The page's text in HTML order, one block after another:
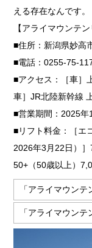
える存在なんです。
【アライマウンテン
■住所：新潟県妙高
■電話：0255-75-
■アクセス：［車］
車］JR北陸新幹線
■営業期間：2025
■リフト料金：［エ
2026年3月22日）
50+（50歳以上）
「アライマウン
「アライマウン